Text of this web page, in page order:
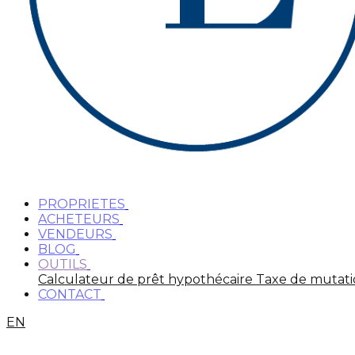
PROPRIETES
ACHETEURS
VENDEURS
BLOG
OUTILS
Calculateur de prêt hypothécaire Taxe de
CONTACT
EN